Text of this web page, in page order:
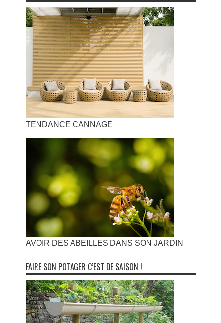
TENDANCE CANNAGE
AVOIR DES ABEILLES DANS SON JARDIN
FAIRE SON POTAGER C’EST DE SAISON !